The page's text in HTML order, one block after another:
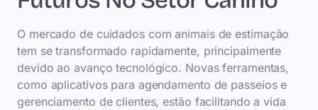
O mercado de cuidados com animais de estimação
tem se transformado rapidamente, principalmente
devido ao avanço tecnológico. Novas ferramentas,
como aplicativos para agendamento de passeios e
gerenciamento de clientes, estão facilitando a vida